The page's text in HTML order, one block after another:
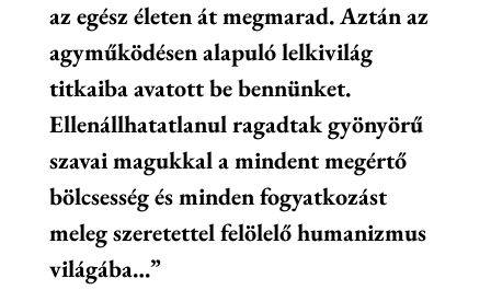
az egész életen át megmarad. Aztán az
agyműködésen alapuló lelkivilág
titkaiba avatott be bennünket.
Ellenállhatatlanul ragadtak gyönyörű
szavai magukkal a mindent megértő
bölcsesség és minden fogyatkozást
meleg szeretettel felölelő humanizmus
világába…”